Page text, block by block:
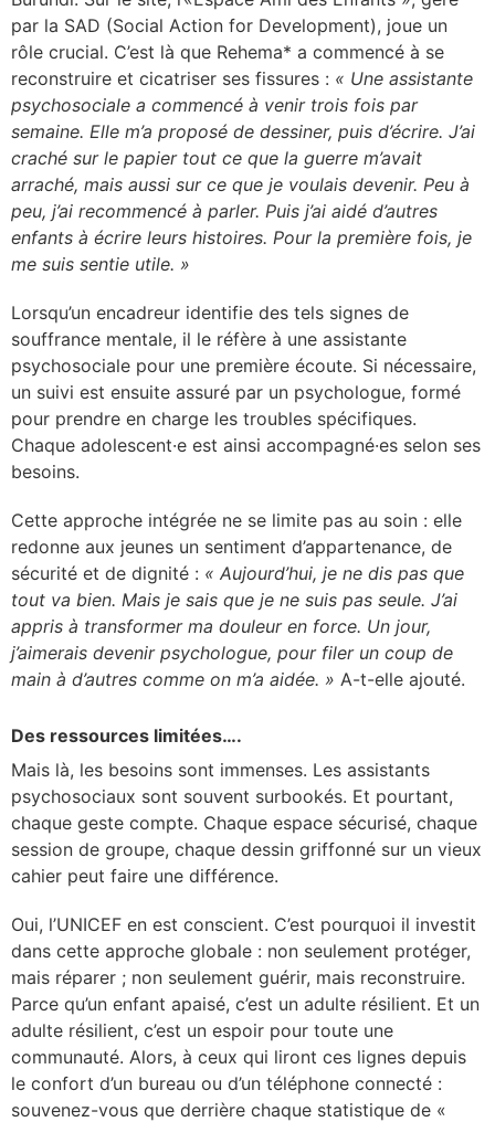
par la SAD (Social Action for Development), joue un
rôle crucial. C’est là que Rehema* a commencé à se
reconstruire et cicatriser ses fissures : « Une assistante
psychosociale a commencé à venir trois fois par
semaine. Elle m’a proposé de dessiner, puis d’écrire. J’ai
craché sur le papier tout ce que la guerre m’avait
arraché, mais aussi sur ce que je voulais devenir. Peu à
peu, j’ai recommencé à parler. Puis j’ai aidé d’autres
enfants à écrire leurs histoires. Pour la première fois, je
me suis sentie utile. »
Lorsqu’un encadreur identifie des tels signes de
souffrance mentale, il le réfère à une assistante
psychosociale pour une première écoute. Si nécessaire,
un suivi est ensuite assuré par un psychologue, formé
pour prendre en charge les troubles spécifiques.
Chaque adolescent·e est ainsi accompagné·es selon ses
besoins.
Cette approche intégrée ne se limite pas au soin : elle
redonne aux jeunes un sentiment d’appartenance, de
sécurité et de dignité : « Aujourd’hui, je ne dis pas que
tout va bien. Mais je sais que je ne suis pas seule. J’ai
appris à transformer ma douleur en force. Un jour,
j’aimerais devenir psychologue, pour filer un coup de
main à d’autres comme on m’a aidée. » A-t-elle ajouté.
Des ressources limitées….
Mais là, les besoins sont immenses. Les assistants
psychosociaux sont souvent surbookés. Et pourtant,
chaque geste compte. Chaque espace sécurisé, chaque
session de groupe, chaque dessin griffonné sur un vieux
cahier peut faire une différence.
Oui, l’UNICEF en est conscient. C’est pourquoi il investit
dans cette approche globale : non seulement protéger,
mais réparer ; non seulement guérir, mais reconstruire.
Parce qu’un enfant apaisé, c’est un adulte résilient. Et un
adulte résilient, c’est un espoir pour toute une
communauté. Alors, à ceux qui liront ces lignes depuis
le confort d’un bureau ou d’un téléphone connecté :
souvenez-vous que derrière chaque statistique de «